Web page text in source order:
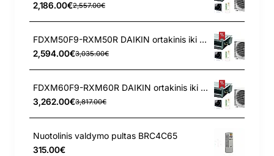
2,186.00€2,557.00€
FDXM50F9-RXM50R DAIKIN ortakinis iki 40PA 5.0/5.8 kW kondicionierius
2,594.00€3,035.00€
FDXM60F9-RXM60R DAIKIN ortakinis iki 40PA 6.0/7.0 kW kondicionierius
3,262.00€3,817.00€
Nuotolinis valdymo pultas BRC4C65
315.00€